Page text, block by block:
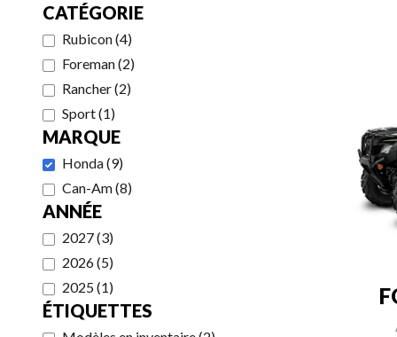
CATÉGORIE
Rubicon(4)
Foreman(2)
Rancher(2)
Sport(1)
MARQUE
Honda(9)
Can-Am(8)
ANNÉE
2027(3)
2026(5)
2025(1)
ÉTIQUETTES